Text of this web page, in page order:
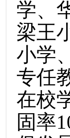
学、
梁王
小学
专任
在校
固率